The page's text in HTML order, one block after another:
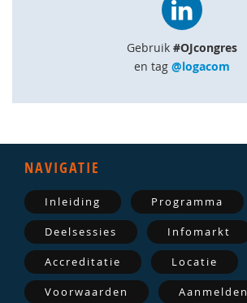
Gebruik #OJcongres
en tag @logacom
NAVIGATIE
Inleiding Programma
Deelsessies Infomarkt
Accreditatie Locatie
Voorwaarden Aanmelden